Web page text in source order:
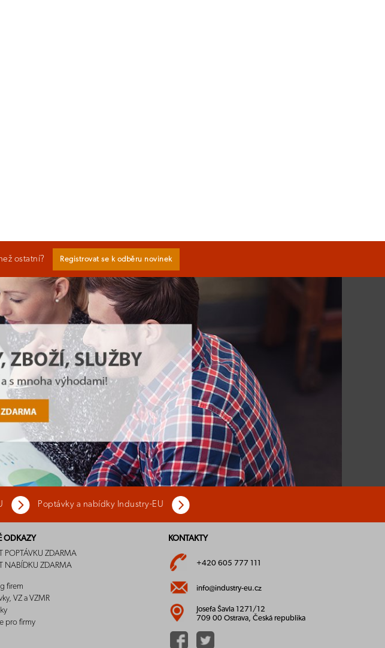
ostatní? Registrovat se k odběru novinek
Poptávky a nabídky Industry-EU
ODKAZY
POPTÁVKU ZDARMA
NABÍDKU ZDARMA
firem
VZ a VZMR
pro firmy
KONTAKTY
+420 605 777 111
info@industry-eu.cz
Josefa Šavla 1271/12
709 00 Ostrava, Česká republika